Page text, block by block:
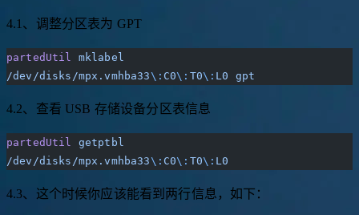
4.1、调整分区表为 GPT
partedUtil
mklabel
/dev/disks/mpx.vmhba33\: C0\: T0\: L0 gpt
4.2、查看 USB 存储设备分区表信息
partedUtil
getptbl
/dev/disks/mpx.vmhba33\: C0\: T0\: L0
4.3、这个时候你应该能看到两行信息，如下：